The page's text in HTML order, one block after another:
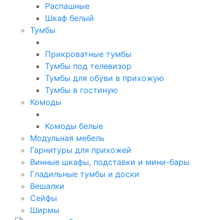
Распашные
Шкаф белый
Тумбы
Прикроватные тумбы
Тумбы под телевизор
Тумбы для обуви в прихожую
Тумбы в гостиную
Комоды
Комоды белые
Модульная мебель
Гарнитуры для прихожей
Винные шкафы, подставки и мини-бары
Гладильные тумбы и доски
Вешалки
Сейфы
Ширмы